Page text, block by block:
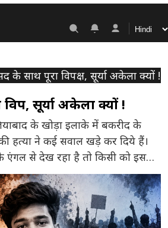
के साथ पूरा विपक्ष, सूर्या अकेला क्यों !
सूर्या अकेला क्यों !
के खोड़ा इलाके में बकरीद के
हत्या ने कई सवाल खड़े कर दिये हैं।
एंगल से देख रहा है तो किसी को इसके
आ रही है। सूर्या को एक मजहब के
से […]